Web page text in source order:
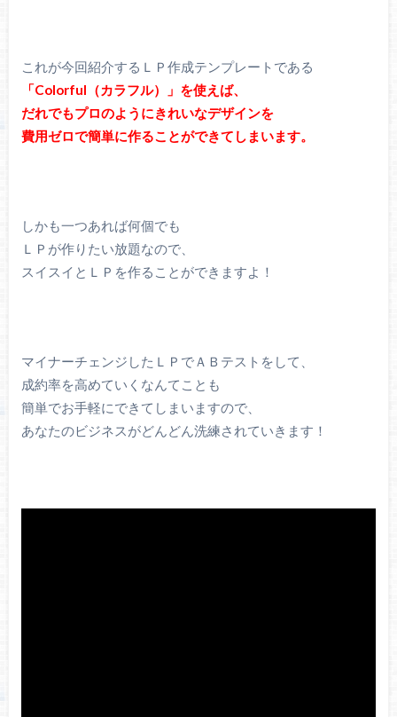
これが今回紹介するＬＰ作成テンプレートである
「Colorful（カラフル）」を使えば、
だれでもプロのようにきれいなデザインを
費用ゼロで簡単に作ることができてしまいます。
しかも一つあれば何個でも
ＬＰが作りたい放題なので、
スイスイとＬＰを作ることができますよ！
マイナーチェンジしたＬＰでＡＢテストをして、
成約率を高めていくなんてことも
簡単でお手軽にできてしまいますので、
あなたのビジネスがどんどん洗練されていきます！